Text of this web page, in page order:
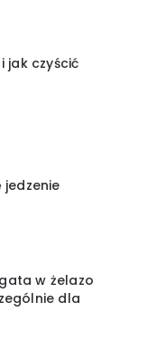
jak czyścić
jedzenie
w żelazo
dla